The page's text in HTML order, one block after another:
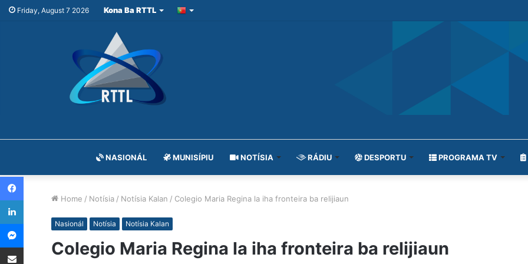
Friday, August 7 2026 Kona Ba RTTL
NASIONÁL MUNISÍPIU NOTÍSIA RÁDIU DESPORTU PROGRAMA TV
Home / Notísia / Notísia Kalan / Colegio Maria Regina la iha fronteira ba relijiaun
Nasionál Notísia Notísia Kalan
Colegio Maria Regina la iha fronteira ba relijiaun
Facebook
LinkedIn
Messenger